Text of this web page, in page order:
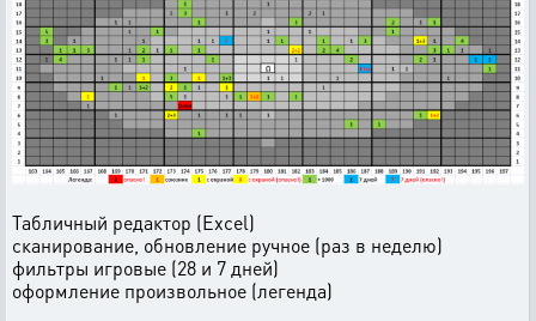
Табличный редактор (Excel)
сканирование, обновление ручное (раз в неделю)
фильтры игровые (28 и 7 дней)
оформление произвольное (легенда)